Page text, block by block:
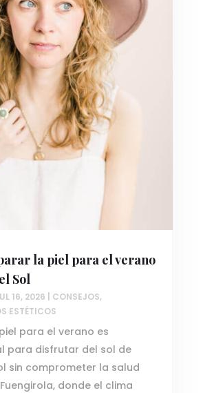
la piel para el verano
Sol
16, 2026 CONSEJOS,
ESTÉTICOS
para el verano es
para disfrutar del sol de
sin comprometer la salud
donde el clima